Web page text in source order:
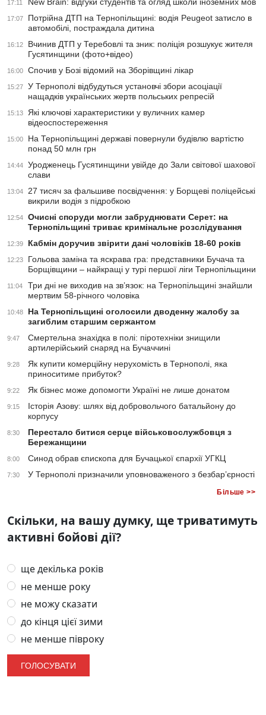
17:11
17:07
Потрійна ДТП на Тернопільщині: водія Peugeot затисло в
автомобілі, постраждала дитина
16:12
Вчинив ДТП у Теребовлі та зник: поліція розшукує жителя
Гусятинщини (фото+відео)
16:00 Спочив у Бозі відомий на Зборівщині лікар
15:27
У Тернополі відбудуться установчі збори асоціації
нащадків українських жертв польських репресій
15:13
Які ключові характеристики у вуличних камер
відеоспостереження
15:00
На Тернопільщині державі повернули будівлю вартістю
понад 50 млн грн
14:44
Уродженець Гусятинщини увійде до Зали світової шахової
слави
13:04
27 тисяч за фальшиве посвідчення: у Борщеві поліцейські
викрили водія з підробкою
12:54
Очисні споруди могли забруднювати Серет: на
Тернопільщині триває кримінальне розслідування
12:39 Кабмін доручив звірити дані чоловіків 18-60 років
12:23
Гольова заміна та яскрава гра: представники Бучача та
Борщівщини – найкращі у турі першої ліги Тернопільщини
11:04
Три дні не виходив на зв’язок: на Тернопільщині знайшли
мертвим 58-річного чоловіка
10:48
На Тернопільщині оголосили дводенну жалобу за
загиблим старшим сержантом
9:47
Смертельна знахідка в полі: піротехніки знищили
артилерійський снаряд на Бучаччині
9:28
Як купити комерційну нерухомість в Тернополі, яка
приноситиме прибуток?
9:22 Як бізнес може допомогти Україні не лише донатом
9:15
Історія Азову: шлях від добровольчого батальйону до
корпусу
8:30
Перестало битися серце військовослужбовця з
Бережанщини
8:00 Синод обрав єпископа для Бучацької єпархії УГКЦ
7:30 У Тернополі призначили уповноваженого з безбар’єрності
Більше >>
Скільки, на вашу думку, ще триватимуть
активні бойові дії?
ще декілька років
не менше року
не можу сказати
до кінця цієї зими
не менше півроку